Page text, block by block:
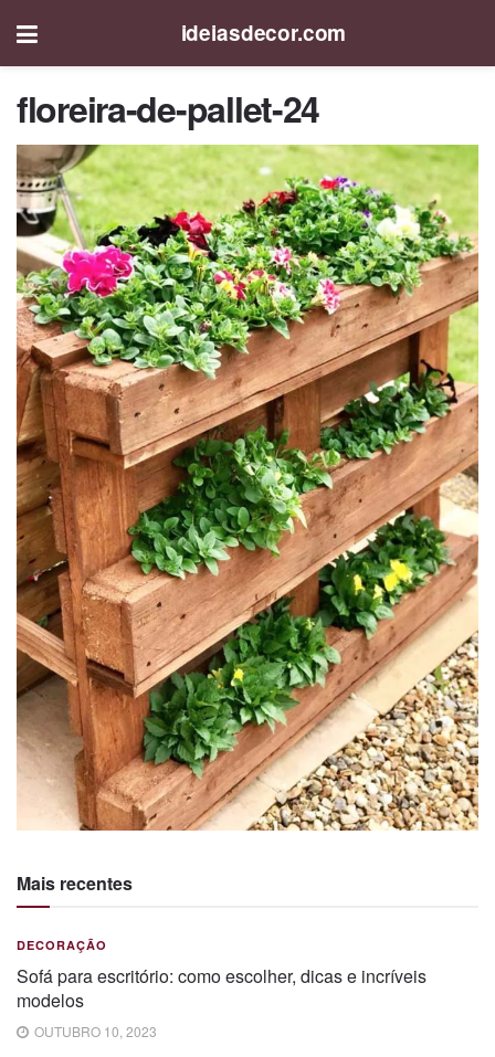
ideiasdecor.com
floreira-de-pallet-24
Mais recentes
DECORAÇÃO
Sofá para escritório: como escolher, dicas e incríveis
modelos
OUTUBRO 10, 2023